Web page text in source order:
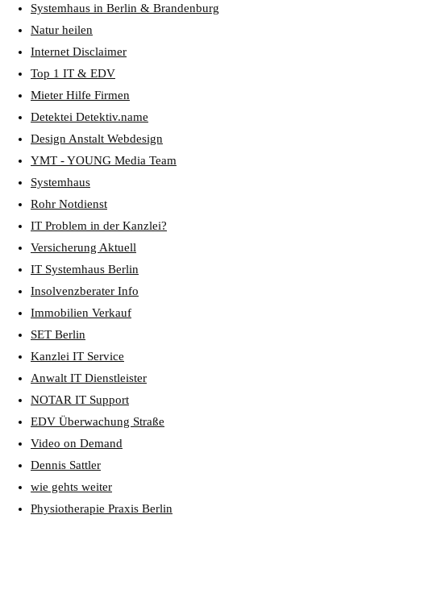
Systemhaus in Berlin & Brandenburg
Natur heilen
Internet Disclaimer
Top 1 IT & EDV
Mieter Hilfe Firmen
Detektei Detektiv.name
Design Anstalt Webdesign
YMT - YOUNG Media Team
Systemhaus
Rohr Notdienst
IT Problem in der Kanzlei?
Versicherung Aktuell
IT Systemhaus Berlin
Insolvenzberater Info
Immobilien Verkauf
SET Berlin
Kanzlei IT Service
Anwalt IT Dienstleister
NOTAR IT Support
EDV Überwachung Straße
Video on Demand
Dennis Sattler
wie gehts weiter
Physiotherapie Praxis Berlin